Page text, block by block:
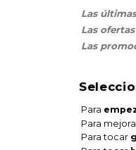
Las
Las
Las
Para
Para
Para tocar